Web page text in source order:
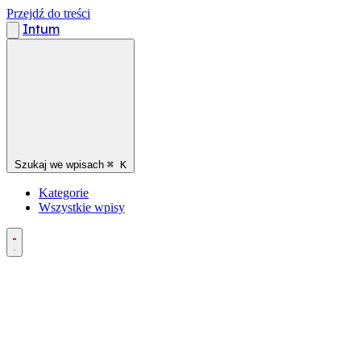
Przejdź do treści
Intum
Szukaj we wpisach ⌘ K
Kategorie
Wszystkie wpisy